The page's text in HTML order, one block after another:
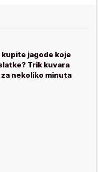
jagode koje
Trik kuvara
nekoliko minuta